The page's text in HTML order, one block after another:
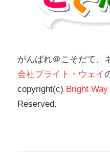
がんばれ＠こそだて
会社ブライト・ウェイ
copyright(c) Bright
Reserved.